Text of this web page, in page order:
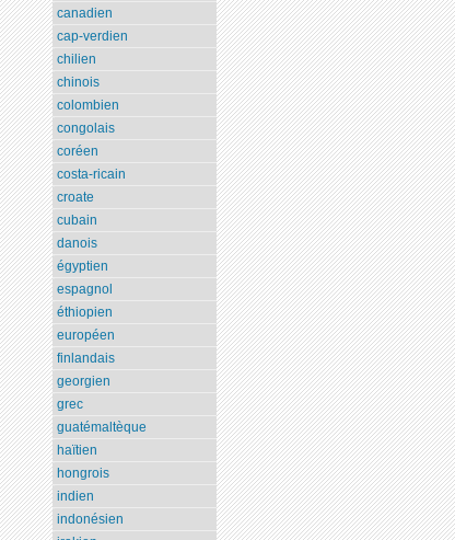
canadien
cap-verdien
chilien
chinois
colombien
congolais
coréen
costa-ricain
croate
cubain
danois
égyptien
espagnol
éthiopien
européen
finlandais
georgien
grec
guatémaltèque
haïtien
hongrois
indien
indonésien